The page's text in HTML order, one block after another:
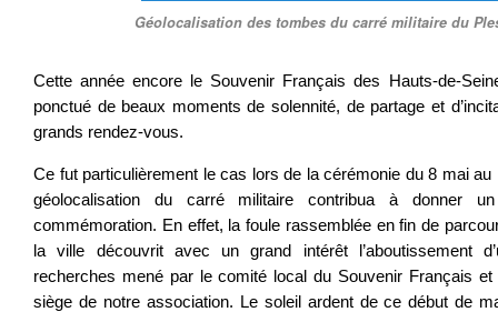
Géolocalisation des tombes du carré militaire du
Cette année encore le Souvenir Français des Hauts-de-
ponctué de beaux moments de solennité, de partage et
grands rendez-vous.
Ce fut particulièrement le cas lors de la cérémonie du 8 mai
géolocalisation du carré militaire contribua à donner
commémoration. En effet, la foule rassemblée en fin de
la ville découvrit avec un grand intérêt l’aboutissement
recherches mené par le comité local du Souvenir Français
siège de notre association. Le soleil ardent de ce début de